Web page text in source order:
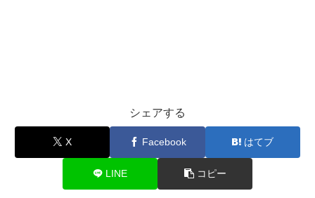
シェアする
X Facebook はてブ
LINE コピー